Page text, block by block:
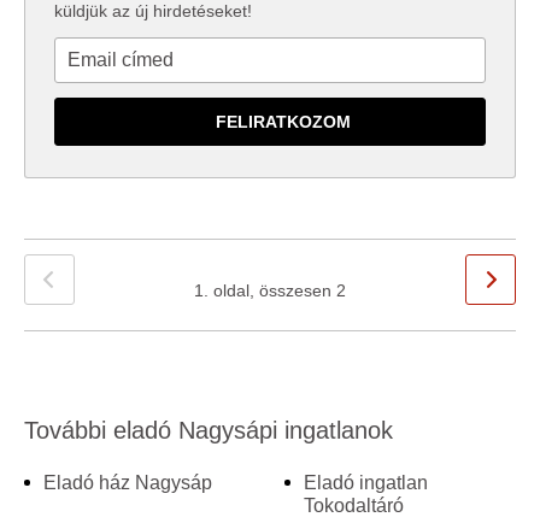
küldjük az új hirdetéseket!
1. oldal, összesen 2
További eladó Nagysápi ingatlanok
Eladó ház Nagysáp
Eladó ingatlan
Tokodaltáró